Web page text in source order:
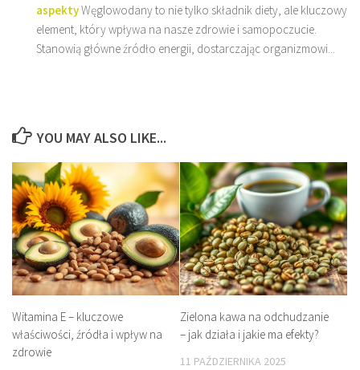
aspektyWęglowodany to nie tylko składnik diety, ale kluczowy
element, który wpływa na nasze zdrowie i samopoczucie.
Stanowią główne źródło energii, dostarczając organizmowi...
YOU MAY ALSO LIKE...
Witamina E – kluczowe
właściwości, źródła i wpływ na
zdrowie
Zielona kawa na odchudzanie
– jak działa i jakie ma efekty?
11 PAŹDZIERNIKA 2025